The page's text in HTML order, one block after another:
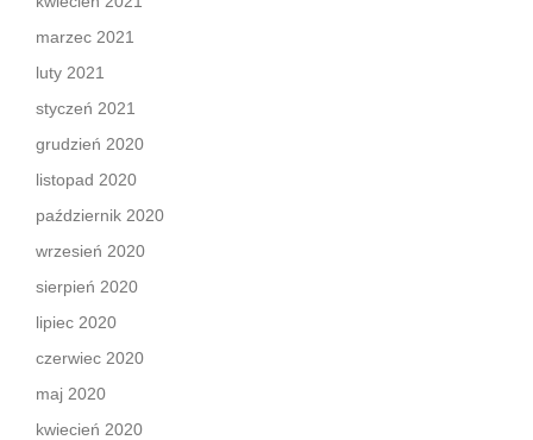
marzec 2021
luty 2021
styczeń 2021
grudzień 2020
listopad 2020
październik 2020
wrzesień 2020
sierpień 2020
lipiec 2020
czerwiec 2020
maj 2020
kwiecień 2020